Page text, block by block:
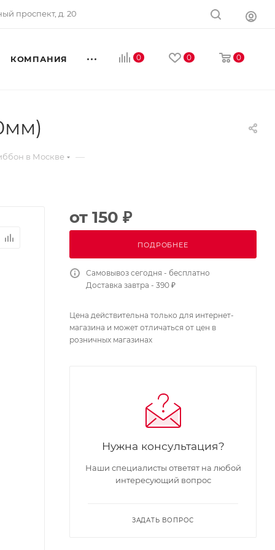
проспект, д. 20
0 0 0
КОМПАНИЯ
в Москве —
от 150 ₽
ПОДРОБНЕЕ
Самовывоз сегодня - бесплатно
Доставка завтра - 390 ₽
Цена действительна только для интернет-
магазина и может отличаться от цен в
розничных магазинах
Нужна консультация?
Наши специалисты ответят на любой
интересующий вопрос
ЗАДАТЬ ВОПРОС